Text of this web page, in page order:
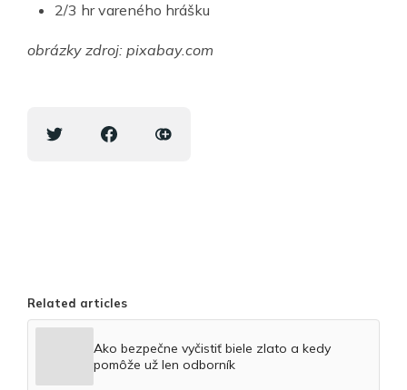
2/3 hr vareného hrášku
obrázky zdroj: pixabay.com
Related articles
Ako bezpečne vyčistiť biele zlato a kedy
pomôže už len odborník